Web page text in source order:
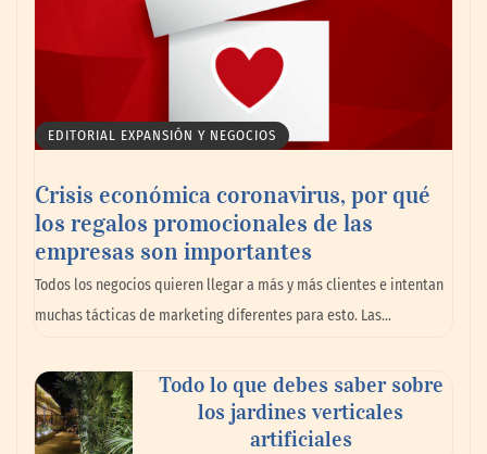
La omnicanalidad redefine la forma de
planear viajes en México
EDITORIAL EXPANSIÓN Y NEGOCIOS
Crisis económica coronavirus, por qué
los regalos promocionales de las
empresas son importantes
Todos los negocios quieren llegar a más y más clientes e intentan
muchas tácticas de marketing diferentes para esto. Las…
Todo lo que debes saber sobre
los jardines verticales
artificiales